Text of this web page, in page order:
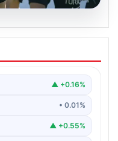
Maçı
Beşiktaş, UEFA
▲ +0.16%
• 0.01%
▲ +0.55%